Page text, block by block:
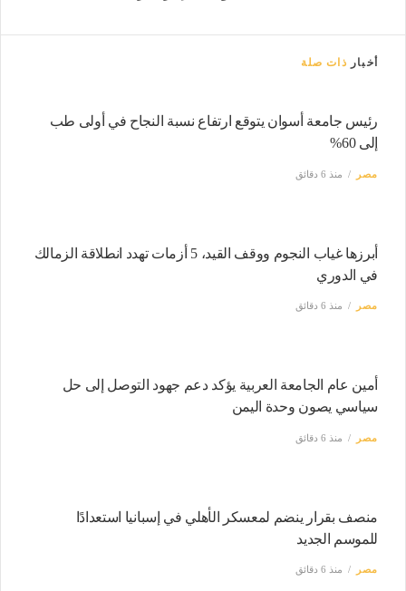
أخبار ذات صلة
رئيس جامعة أسوان يتوقع ارتفاع نسبة النجاح في أولى طب
إلى 60%
مصر منذ 6 دقائق
أبرزها غياب النجوم ووقف القيد، 5 أزمات تهدد انطلاقة الزمالك
في الدوري
مصر منذ 6 دقائق
أمين عام الجامعة العربية يؤكد دعم جهود التوصل إلى حل
سياسي يصون وحدة اليمن
مصر منذ 6 دقائق
منصف بقرار ينضم لمعسكر الأهلي في إسبانيا استعدادًا
للموسم الجديد
مصر منذ 6 دقائق